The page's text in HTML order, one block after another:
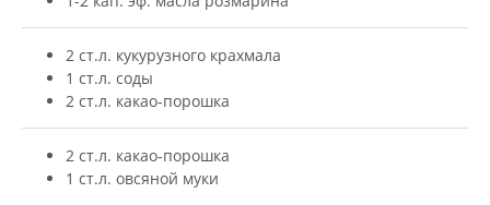
2 ст.л. кукурузного крахмала
1 ст.л. соды
2 ст.л. какао-порошка
2 ст.л. какао-порошка
1 ст.л. овсяной муки